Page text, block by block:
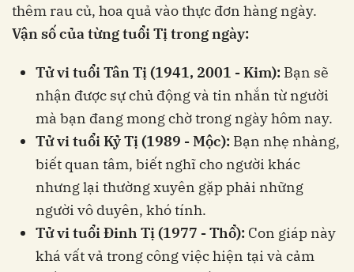
thêm rau củ, hoa quả vào thực đơn hàng ngày.
Vận số của từng tuổi Tị trong ngày:
Tử vi tuổi Tân Tị (1941, 2001 - Kim): Bạn sẽ
nhận được sự chủ động và tin nhắn từ người
mà bạn đang mong chờ trong ngày hôm nay.
Tử vi tuổi Kỷ Tị (1989 - Mộc): Bạn nhẹ nhàng,
biết quan tâm, biết nghĩ cho người khác
nhưng lại thường xuyên gặp phải những
người vô duyên, khó tính.
Tử vi tuổi Đinh Tị (1977 - Thổ): Con giáp này
khá vất vả trong công việc hiện tại và cảm